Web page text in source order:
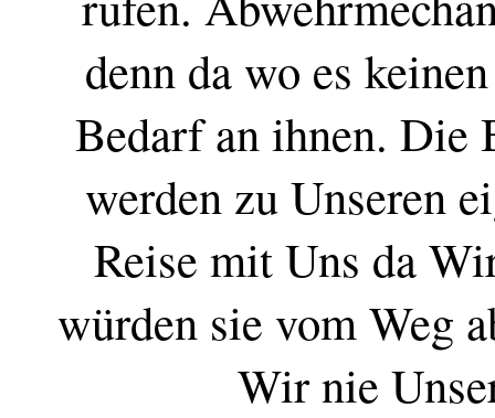
denn da wo es
Bedarf an ihnen. Die
werden zu Unseren
Reise mit Uns da
würden sie vom Weg
Wir nie